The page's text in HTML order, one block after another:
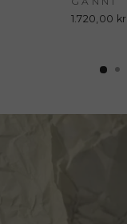
1.720,00 kr